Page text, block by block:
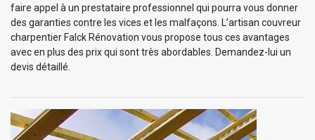
faire appel à un prestataire professionnel qui pourra vous donner
des garanties contre les vices et les malfaçons. L’artisan couvreur
charpentier Falck Rénovation vous propose tous ces avantages
avec en plus des prix qui sont très abordables. Demandez-lui un
devis détaillé.